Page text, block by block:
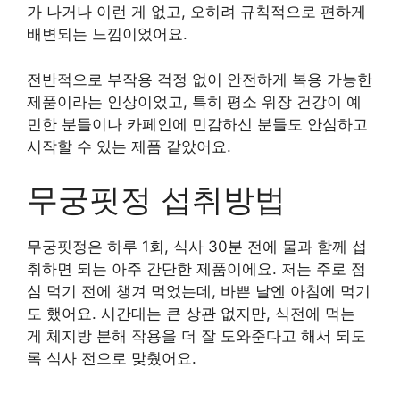
가 나거나 이런 게 없고, 오히려 규칙적으로 편하게
배변되는 느낌이었어요.
전반적으로 부작용 걱정 없이 안전하게 복용 가능한
제품이라는 인상이었고, 특히 평소 위장 건강이 예
민한 분들이나 카페인에 민감하신 분들도 안심하고
시작할 수 있는 제품 같았어요.
무궁핏정 섭취방법
무궁핏정은 하루 1회, 식사 30분 전에 물과 함께 섭
취하면 되는 아주 간단한 제품이에요. 저는 주로 점
심 먹기 전에 챙겨 먹었는데, 바쁜 날엔 아침에 먹기
도 했어요. 시간대는 큰 상관 없지만, 식전에 먹는
게 체지방 분해 작용을 더 잘 도와준다고 해서 되도
록 식사 전으로 맞췄어요.